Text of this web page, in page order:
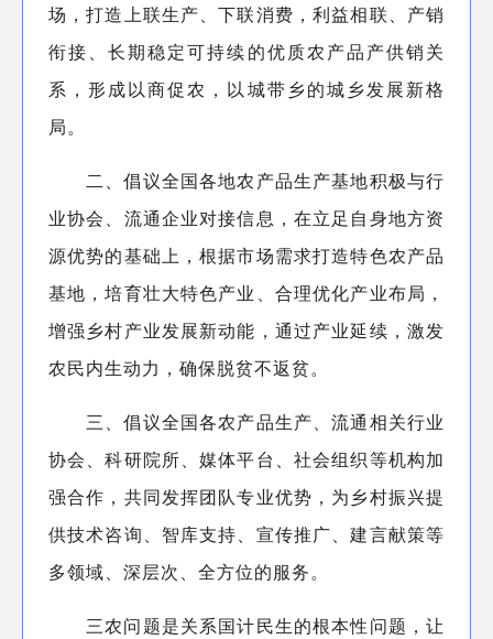
场，打造上联生产、下联消费，利益相联、产销
衔接、长期稳定可持续的优质农产品产供销关
系，形成以商促农，以城带乡的城乡发展新格
局。
二、倡议全国各地农产品生产基地积极与行
业协会、流通企业对接信息，在立足自身地方资
源优势的基础上，根据市场需求打造特色农产品
基地，培育壮大特色产业、合理优化产业布局，
增强乡村产业发展新动能，通过产业延续，激发
农民内生动力，确保脱贫不返贫。
三、倡议全国各农产品生产、流通相关行业
协会、科研院所、媒体平台、社会组织等机构加
强合作，共同发挥团队专业优势，为乡村振兴提
供技术咨询、智库支持、宣传推广、建言献策等
多领域、深层次、全方位的服务。
三农问题是关系国计民生的根本性问题，让